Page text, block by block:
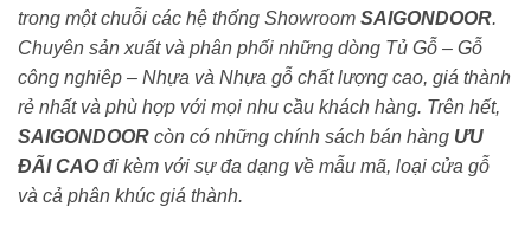
trong một chuỗi các hệ thống Showroom SAIGONDOOR.
Chuyên sản xuất và phân phối những dòng Tủ Gỗ – Gỗ
công nghiêp – Nhựa và Nhựa gỗ chất lượng cao, giá thành
rẻ nhất và phù hợp với mọi nhu cầu khách hàng. Trên hết,
SAIGONDOOR còn có những chính sách bán hàng ƯU
ĐÃI CAOđi kèm với sự đa dạng về mẫu mã, loại cửa gỗ
và cả phân khúc giá thành.